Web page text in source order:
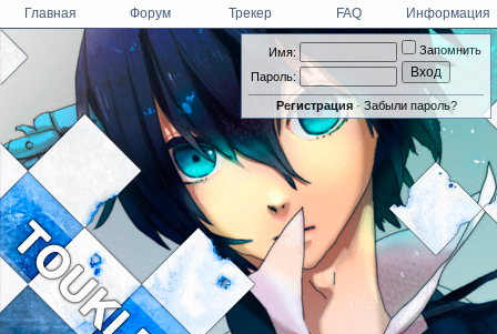
Имя:
Пароль:
Запомнить
Регистрация· Забыли пароль?
Главная Форум Трекер FAQ Информация